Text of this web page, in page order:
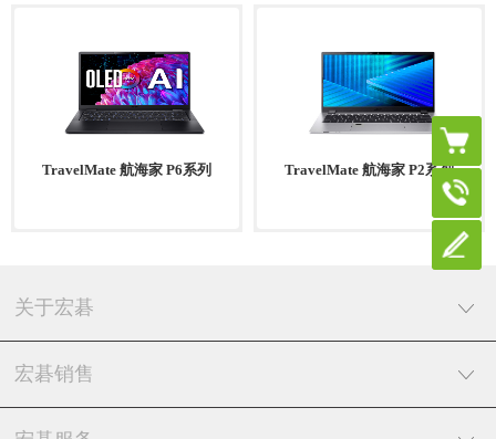
TravelMate 航海家 P6系列 TravelMate 航海家 P2系列
关于宏碁
宏碁销售